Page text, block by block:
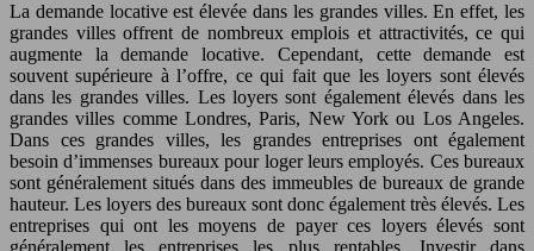
La demande locative est élevée dans les grandes villes. En effet, les
grandes villes offrent de nombreux emplois et attractivités, ce qui
augmente la demande locative. Cependant, cette demande est
souvent supérieure à l’offre, ce qui fait que les loyers sont élevés
dans les grandes villes. Les loyers sont également élevés dans les
grandes villes comme Londres, Paris, New York ou Los Angeles.
Dans ces grandes villes, les grandes entreprises ont également
besoin d’immenses bureaux pour loger leurs employés. Ces bureaux
sont généralement situés dans des immeubles de bureaux de grande
hauteur. Les loyers des bureaux sont donc également très élevés. Les
entreprises qui ont les moyens de payer ces loyers élevés sont